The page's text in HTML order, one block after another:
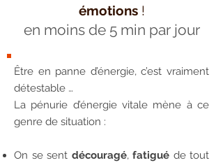
émotions!
en moins de 5 min par jour
Être en panne d’énergie, c’est vraiment
détestable …
La pénurie d’énergie vitale mène à ce
genre de situation :
On se sent découragé, fatigué de tout